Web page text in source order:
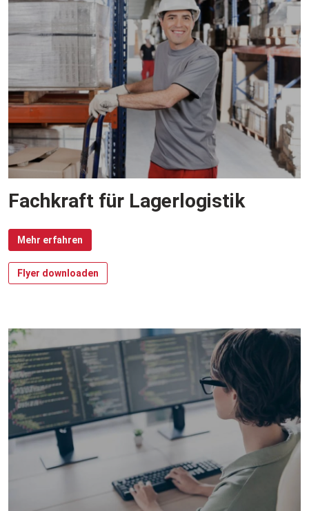
Fachkraft für Lagerlogistik
Mehr erfahren
Flyer downloaden